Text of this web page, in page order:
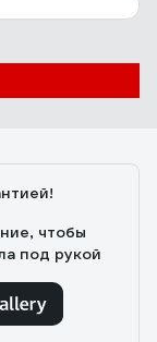
чтобы
под рукой